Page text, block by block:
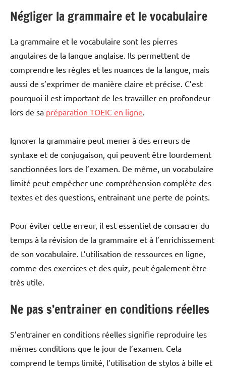
Négliger la grammaire et le vocabulaire
La grammaire et le vocabulaire sont les pierres
angulaires de la langue anglaise. Ils permettent de
comprendre les règles et les nuances de la langue, mais
aussi de s’exprimer de manière claire et précise. C’est
pourquoi il est important de les travailler en profondeur
lors de sa préparation TOEIC en ligne
Ignorer la grammaire peut mener à des erreurs de
syntaxe et de conjugaison, qui peuvent être lourdement
sanctionnées lors de l’examen. De même, un vocabulaire
limité peut empêcher une compréhension complète des
textes et des questions, entrainant une perte de points.
Pour éviter cette erreur, il est essentiel de consacrer du
temps à la révision de la grammaire et à l’enrichissement
de son vocabulaire. L’utilisation de ressources en ligne,
comme des exercices et des quiz, peut également être
très utile.
Ne pas s’entrainer en conditions réelles
S’entrainer en conditions réelles signifie reproduire les
mêmes conditions que le jour de l’examen. Cela
comprend le temps limité, l’utilisation de stylos à bille et